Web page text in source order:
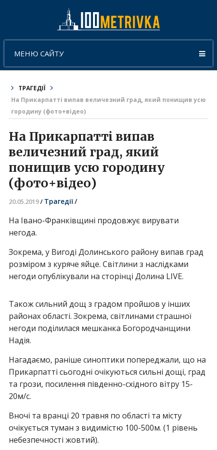
МЕНЮ САЙТУ
ТРАГЕДІЇ
На Прикарпатті випав величезний град, який понищив усю
городину (фото+відео)
На Прикарпатті випав
величезний град, який
понищив усю городину
(фото+відео)
20.05.2019/ Трагедії/
На Івано-Франківщині продовжує вирувати
негода.
Зокрема, у Вигоді Долинського району випав град
розміром з куряче яйце. Світлини з наслідками
негоди опублікували на сторінці Долина LIVE.
Також сильний дощ з градом пройшов у інших
районах області. Зокрема, світлинами страшної
негоди поділилася мешканка Богородчанщини
Надія.
Нагадаємо, раніше синоптики попереджали, що на
Прикарпатті сьогодні очікуються сильні дощі, град
та грози, посилення південно-східного вітру 15-
20м/с.
Вночі та вранці 20 травня по області та місту
очікується туман з видимістю 100-500м. (1 рівень
небезпечності жовтий).